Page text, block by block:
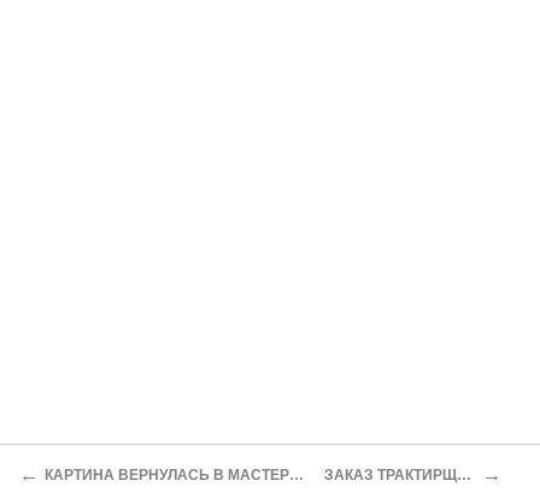
← КАРТИНА ВЕРНУЛАСЬ В МАСТЕРСКУЮ ЗАКАЗ ТРАКТИРЩИКА →